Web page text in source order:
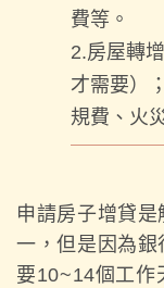
費等。
2.房屋轉
才需要）
規費、火
申請房子增貸
一，但是因為
要10~14個工作